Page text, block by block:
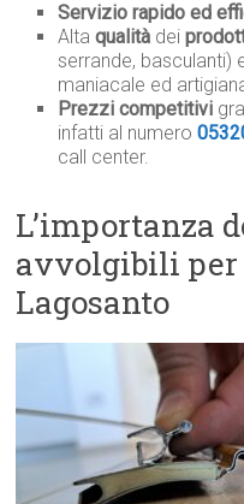
Servizio rapido ed
Altaqualità dei
serrande, basculanti)
maniacale ed
Prezzi competitivi
infatti al numero
call center.
L’importanza
avvolgibili per
Lagosanto